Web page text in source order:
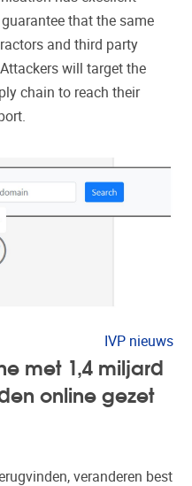
that the same
and third party
will target the
chain to reach their
IVP nieuws
met 1,4 miljard
online gezet
veranderen best